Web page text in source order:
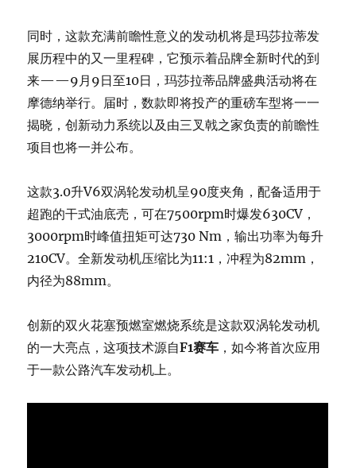
同时，这款充满前瞻性意义的发动机将是玛莎拉蒂发
展历程中的又一里程碑，它预示着品牌全新时代的到
来——9月9日至10日，玛莎拉蒂品牌盛典活动将在
摩德纳举行。届时，数款即将投产的重磅车型将一一
揭晓，创新动力系统以及由三叉戟之家负责的前瞻性
项目也将一并公布。
这款3.0升V6双涡轮发动机呈90度夹角，配备适用于
超跑的干式油底壳，可在7500rpm时爆发630CV，
3000rpm时峰值扭矩可达730 Nm，输出功率为每升
210CV。全新发动机压缩比为11:1，冲程为82mm，
内径为88mm。
创新的双火花塞预燃室燃烧系统是这款双涡轮发动机
的一大亮点，这项技术源自F1赛车 ，如今将首次应用
于一款公路汽车发动机上。